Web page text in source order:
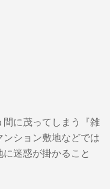
に茂ってしまう『雑
ション敷地などでは
迷惑が掛かること